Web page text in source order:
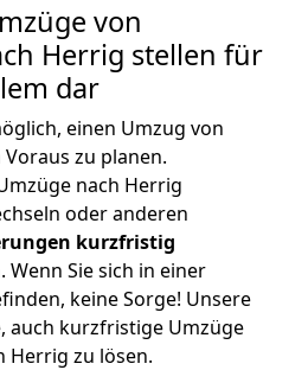
von
Herrig stellen für
dar
einen Umzug von
zu planen.
nach Herrig
oder anderen
kurzfristig
. Wenn Sie sich in einer
keine Sorge! Unsere
auch kurzfristige Umzüge
Herrig zu lösen.